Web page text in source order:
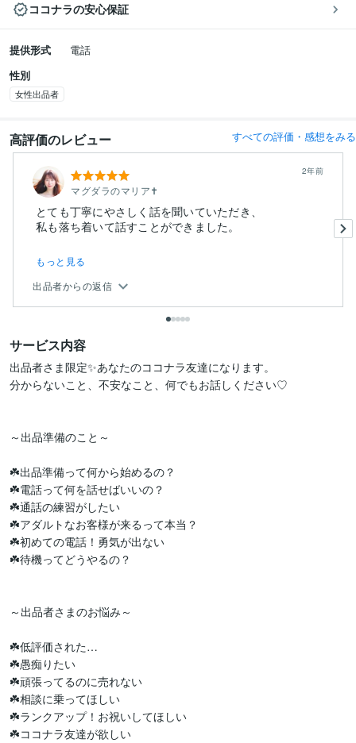
ココナラの安心保証
提供形式
電話
性別
女性出品者
高評価のレビュー すべての評価・感想をみる
マグダラのマリア✝️
2年前
とても丁寧にやさしく話を聞いていただき、
もっと見る
出品者からの返信
サービス内容
出品者さま限定✨あなたのココナラ友達になります。
分からないこと、不安なこと、何でもお話しください♡
～出品準備のこと～
☘️出品準備って何から始めるの？
☘️電話って何を話せばいいの？
☘️通話の練習がしたい
☘️アダルトなお客様が来るって本当？
☘️初めての電話！勇気が出ない
☘️待機ってどうやるの？
～出品者さまのお悩み～
☘️低評価された…
☘️愚痴りたい
☘️頑張ってるのに売れない
☘️相談に乗ってほしい
☘️ランクアップ！お祝いしてほしい
☘️ココナラ友達が欲しい